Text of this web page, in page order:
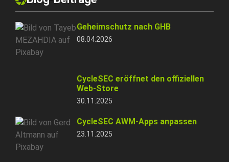
Geheimschutz nach GHB
08.04.2026
CycleSEC eröffnet den offiziellen
Web-Store
30.11.2025
CycleSEC AWM-Apps anpassen
23.11.2025